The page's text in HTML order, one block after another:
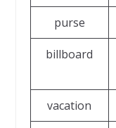
purse
billboard
vacation